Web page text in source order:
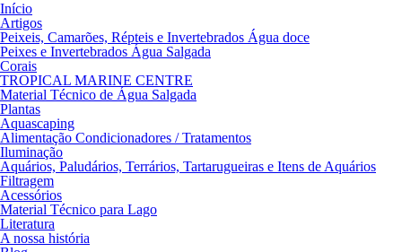
Início
Artigos
Peixeis, Camarões, Répteis e Invertebrados Água doce
Peixes e Invertebrados Água Salgada
Corais
TROPICAL MARINE CENTRE
Material Técnico de Água Salgada
Plantas
Aquascaping
Alimentação Condicionadores / Tratamentos
Iluminação
Aquários, Paludários, Terrários, Tartarugueiras e Itens de Aquários
Filtragem
Acessórios
Material Técnico para Lago
Literatura
A nossa história